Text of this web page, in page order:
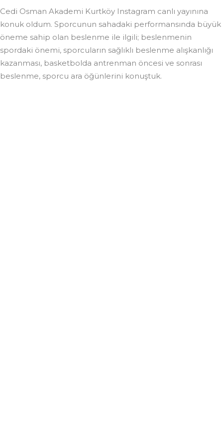
Cedi Osman Akademi Kurtköy Instagram canlı yayınına
konuk oldum. Sporcunun sahadaki performansında büyük
öneme sahip olan beslenme ile ilgili; beslenmenin
spordaki önemi, sporcuların sağlıklı beslenme alışkanlığı
kazanması, basketbolda antrenman öncesi ve sonrası
beslenme, sporcu ara öğünlerini konuştuk.